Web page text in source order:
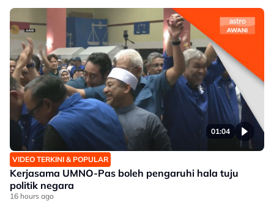
01:04
VIDEO TERKINI & POPULAR
Kerjasama UMNO-Pas boleh pengaruhi hala tuju
politik negara
16 hours ago